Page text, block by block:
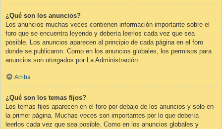
¿Qué son los anuncios?
Los anuncios muchas veces contienen información importante sobre el
foro que se encuentra leyendo y debería leerlos cada vez que sea
posible. Los anuncios aparecen al principio de cada página en el foro
donde se publicaron. Como en los anuncios globales, los permisos para
anuncios son otorgados por La Administración.
Arriba
¿Qué son los temas fijos?
Los temas fijos aparecen en el foro por debajo de los anuncios y solo en
la primer página. Muchas veces son importantes por lo que debería
leerlos cada vez que sea posible. Como en los anuncios globales y